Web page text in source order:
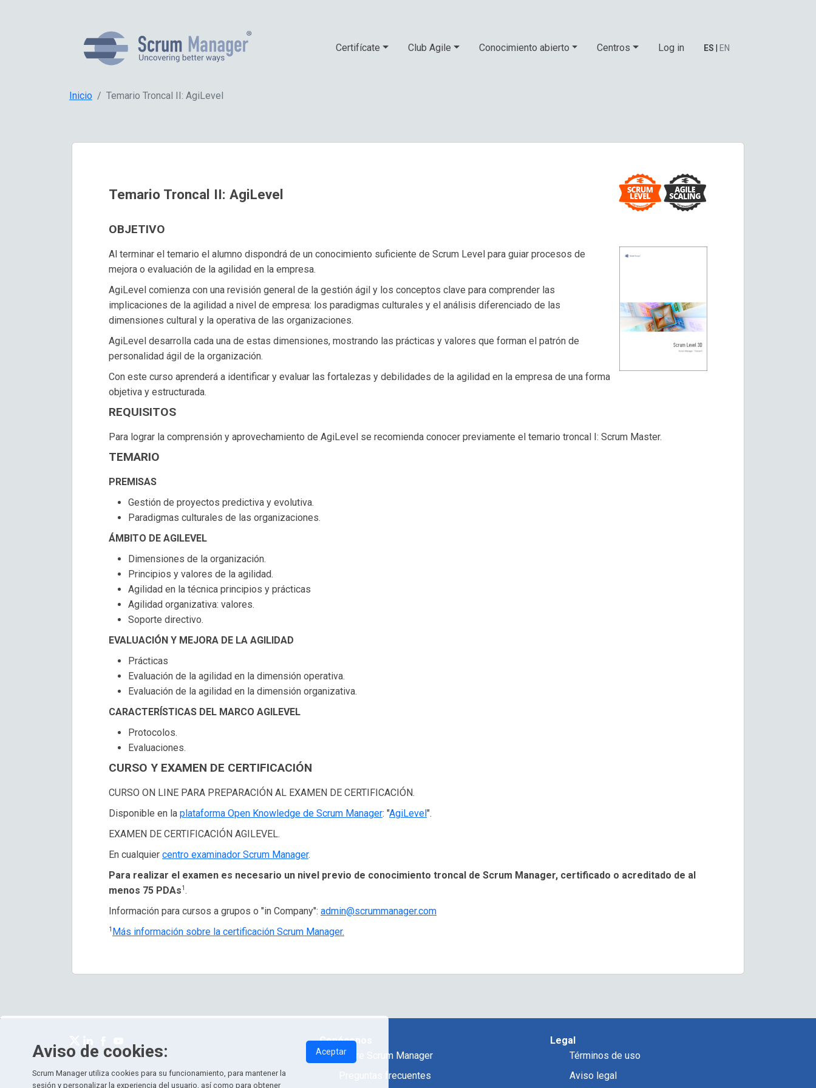
Certifícate Club Agile Conocimiento abierto Centros Log in ES EN
Inicio Temario Troncal II: AgiLevel
Temario Troncal II: AgiLevel
OBJETIVO
Al terminar el temario el alumno dispondrá de un conocimiento suficiente de Scrum Level para guiar procesos de
mejora o evaluación de la agilidad en la empresa.
AgiLevel comienza con una revisión general de la gestión ágil y los conceptos clave para comprender las
implicaciones de la agilidad a nivel de empresa: los paradigmas culturales y el análisis diferenciado de las
dimensiones cultural y la operativa de las organizaciones.
AgiLevel desarrolla cada una de estas dimensiones, mostrando las prácticas y valores que forman el patrón de
personalidad ágil de la organización.
Con este curso aprenderá a identificar y evaluar las fortalezas y debilidades de la agilidad en la empresa de una forma
objetiva y estructurada.
REQUISITOS
Para lograr la comprensión y aprovechamiento de AgiLevel se recomienda conocer previamente el temario troncal I: Scrum Master.
TEMARIO
PREMISAS
Gestión de proyectos predictiva y evolutiva.
Paradigmas culturales de las organizaciones.
ÁMBITO DE AGILEVEL
Dimensiones de la organización.
Principios y valores de la agilidad.
Agilidad en la técnica principios y prácticas
Agilidad organizativa: valores.
Soporte directivo.
EVALUACIÓN Y MEJORA DE LA AGILIDAD
Prácticas
Evaluación de la agilidad en la dimensión operativa.
Evaluación de la agilidad en la dimensión organizativa.
CARACTERÍSTICAS DEL MARCO AGILEVEL
Protocolos.
Evaluaciones.
CURSO Y EXAMEN DE CERTIFICACIÓN
CURSO ON LINE PARA PREPARACIÓN AL EXAMEN DE CERTIFICACIÓN.
Disponible en la plataforma Open Knowledge de Scrum Manager: "AgiLevel".
EXAMEN DE CERTIFICACIÓN AGILEVEL.
En cualquier centro examinador Scrum Manager.
Para realizar el examen es necesario un nivel previo de conocimiento troncal de Scrum Manager, certificado o acreditado de al
menos 75 PDAs1 .
Información para cursos a grupos o "in Company": admin@scrummanager.com
1 Más información sobre la certificación Scrum Manager.
Conócenos
Sobre Scrum Manager
Preguntas frecuentes
Legal
Términos de uso
Aviso legal
Aviso de cookies:
Scrum Manager utiliza cookies para su funcionamiento, para mantener la
sesión y personalizar la experiencia del usuario, así como para obtener
Aceptar